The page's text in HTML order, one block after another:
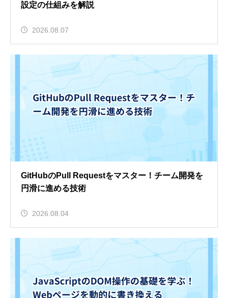
設定の仕組みを解説
2026.08.07
GitHubのPull Requestをマスター！チーム開発を
円滑に進める技術
2026.08.04